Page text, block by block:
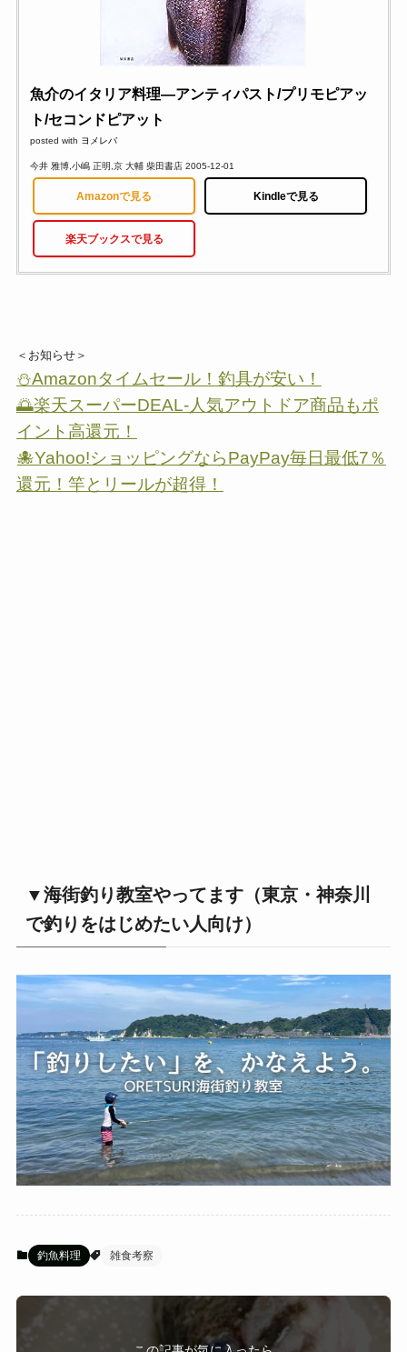
魚介のイタリア料理―アンティパスト/プリモピアッ
ト/セコンドピアット
posted with ヨメレバ
今井 雅博,小嶋 正明,京 大輔 柴田書店 2005-12-01
Amazonで見る Kindleで見る
楽天ブックスで見る
＜お知らせ＞
⛄Amazonタイムセール！釣具が安い！
🌅楽天スーパーDEAL-人気アウトドア商品もポ
イント高還元！
🐙Yahoo!ショッピングならPayPay毎日最低7％
還元！竿とリールが超得！
▼海街釣り教室やってます（東京・神奈川
で釣りをはじめたい人向け）
釣魚料理 雑食考察